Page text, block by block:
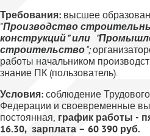
Требования: высшее
"Производство
конструкций" или
строительство";
работы начальником
знание ПК (пользователь).
Условия: соблюдение
Федерации и своевременные
постоянная, график работы -
16.30, зарплата – 60 390 руб.